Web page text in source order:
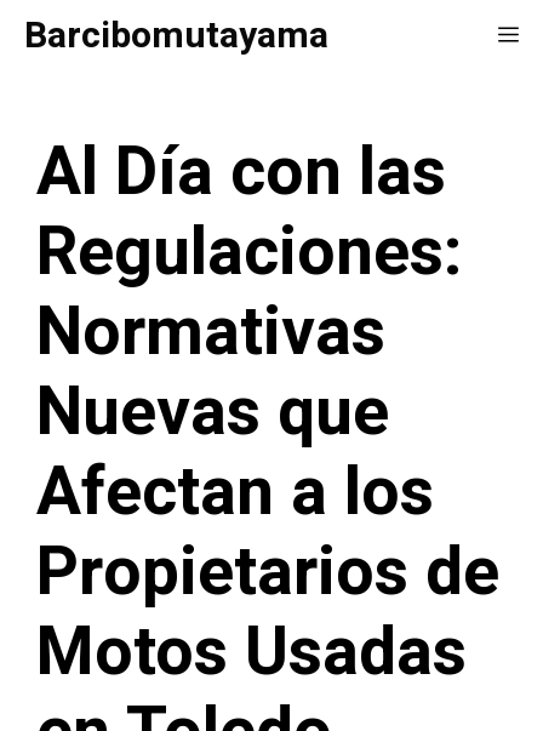
SaltarBarcibomutayama
Al Día con las
Regulaciones:
Normativas
Nuevas que
Afectan a los
Propietarios de
Motos Usadas